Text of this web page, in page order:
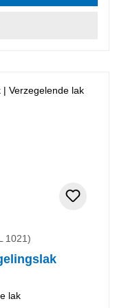
1021)
lak